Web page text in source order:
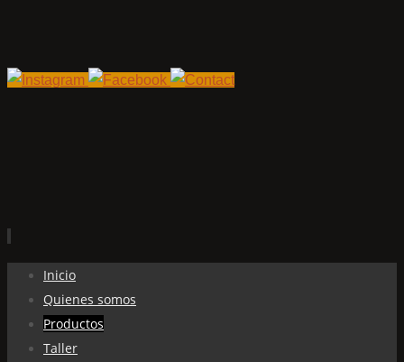
contenido
Inicio
Quienes somos
Productos
Taller